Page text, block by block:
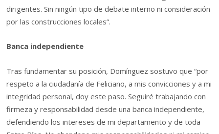
dirigentes. Sin ningún tipo de debate interno ni consideración
por las construcciones locales”.
Banca independiente
Tras fundamentar su posición, Domínguez sostuvo que “por
respeto a la ciudadanía de Feliciano, a mis convicciones y a mi
integridad personal, doy este paso. Seguiré trabajando con
firmeza y responsabilidad desde una banca independiente,
defendiendo los intereses de mi departamento y de toda